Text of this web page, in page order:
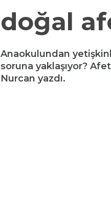
doğal
Anaokulundan
soruna yaklaşıyor?
Nurcan yazdı.